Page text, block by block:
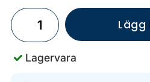
Lägg
Lagervara